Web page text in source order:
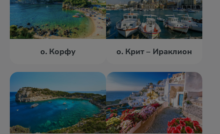
о. Корфу о. Крит – Ираклион